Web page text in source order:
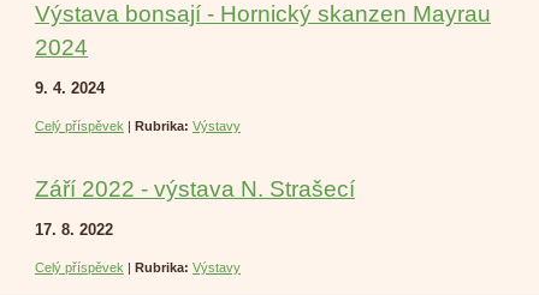
Výstava bonsají - Hornický skanzen Mayrau
2024
9. 4. 2024
Celý příspěvek | Rubrika: Výstavy
Září 2022 - výstava N. Strašecí
17. 8. 2022
Celý příspěvek | Rubrika: Výstavy